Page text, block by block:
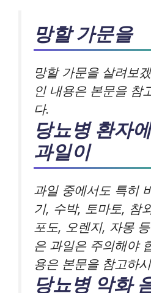
망할 가문을
망할 가문을 살려보
인 내용은 본문을 참
다.
당뇨병 환자
과일이
과일 중에서도 특히
기, 수박, 토마토, 참
포도, 오렌지, 자몽
은 과일은 주의해야
용은 본문을 참고하
당뇨병 악화